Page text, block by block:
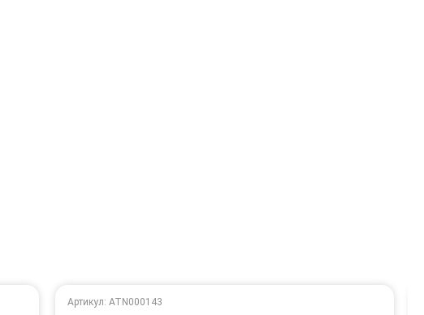
Артикул: ATN000143